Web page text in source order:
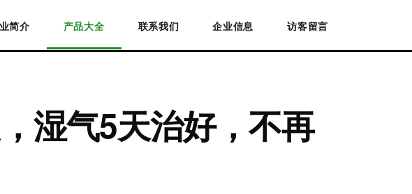
简介 产品大全 联系我们 企业信息 访客留言
湿气5天治好，不再